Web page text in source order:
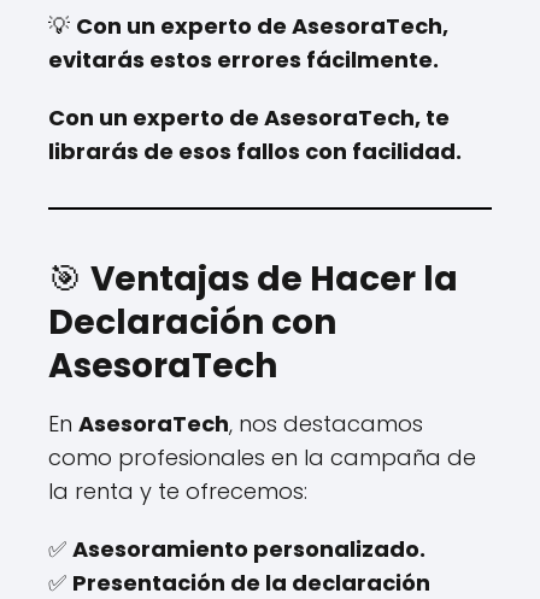
💡 Con un experto de AsesoraTech,
evitarás estos errores fácilmente.
Con un experto de AsesoraTech, te
librarás de esos fallos con facilidad.
🎯 Ventajas de Hacer la
Declaración con
AsesoraTech
En AsesoraTech, nos destacamos
como profesionales en la campaña de
la renta y te ofrecemos:
✅ Asesoramiento personalizado.
✅ Presentación de la declaración